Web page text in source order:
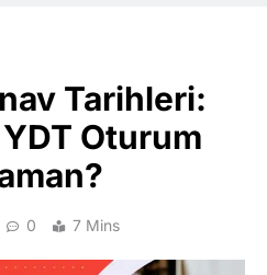
Tarihleri:
Oturum
0 7 Mins